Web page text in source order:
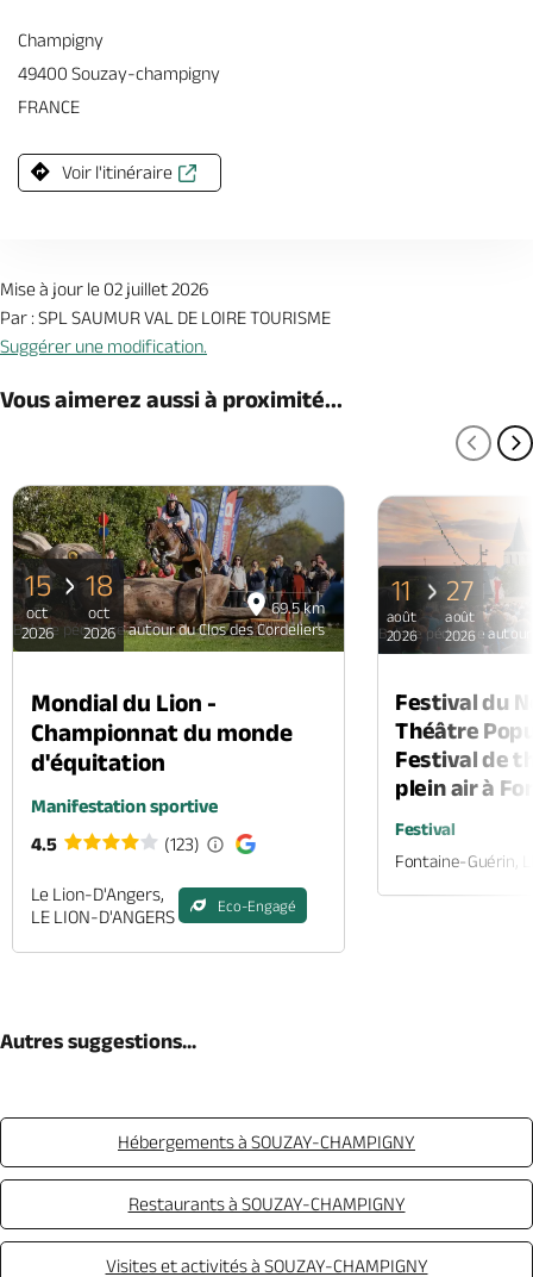
Champigny
49400 Souzay-champigny
FRANCE
Voir l'itinéraire
Mise à jour le 02 juillet 2026
Par : SPL SAUMUR VAL DE LOIRE TOURISME
Suggérer une modification.
Vous aimerez aussi à proximité...
69.5 km
Balade pédestre autour du Clos des Cordeliers
15
oct
2026
18
oct
2026
Mondial du Lion -
Championnat du monde
d'équitation
Manifestation sportive
4.5
(123)
Le Lion-D'Angers,
LE LION-D'ANGERS
Eco-Engagé
Balade pédestre
11
août
2026
27
août
2026
Festival du
Théâtre
Festival de
plein air à
Festival
Fontaine-Guérin,
Autres suggestions...
Hébergements à SOUZAY-CHAMPIGNY
Restaurants à SOUZAY-CHAMPIGNY
Visites et activités à SOUZAY-CHAMPIGNY